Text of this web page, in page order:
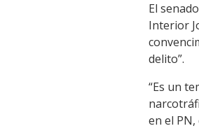
El
Interior
delito”.
“Es un
en el